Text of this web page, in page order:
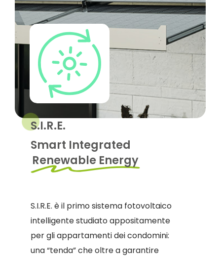
S.I.R.E.
Smart Integrated
Renewable Energy
S.I.R.E. è il primo sistema fotovoltaico
intelligente studiato appositamente
per gli appartamenti dei condomini:
una “tenda” che oltre a garantire